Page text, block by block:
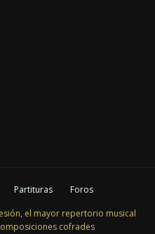
Partituras
Foros
el mayor repertorio musical
cofrades